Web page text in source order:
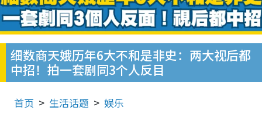
细数商天娥历年6大不和是非史：两大视后都
中招！拍一套剧同3个人反目
首页 生活话题 娱乐